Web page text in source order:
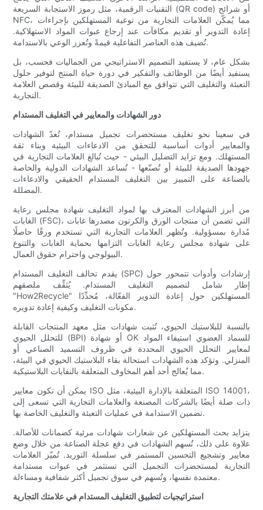
التقنيات الرقمية، مثل رموز الاستجابة السريعة (QR code) أو شرائح
NFC، مما يُمكّن العلامات التجارية من توعية المستهلكين بإجراءات
إعادة التدوير أو تقديم مكافآت عند إرجاع عبوات المواد الاستهلاكية.
تُضيف هذه العناصر التفاعلية قيمةً وتُعزز الوعي بالاستدامة.
بشكل عام، لا يستفيد التصميم الاستراتيجي من الجماليات فحسب، بل
يستفيد أيضًا من الوظائف والتفكير في دورة حياة المنتج لتوفير حلول
التعبئة والتغليف التي تتوافق مع المبادئ الصديقة للبيئة وقصص العلامة
التجارية.
دور الشهادات والمعايير في التغليف المستدام
في سعينا نحو تغليف مستحضرات تجميل مستدام، تُعدّ الشهادات
والمعايير أدوات أساسية للتحقق من الادعاءات البيئية وبناء ثقة
المستهلك. ومع تزايد التضليل البيئي - حيث تُبالغ العلامات التجارية في
جهودها الصديقة للبيئة أو تُصنّعها - تُساعد الشهادات الدولية والخاصة
بالصناعة على التمييز بين التغليف المستدام الحقيقي والادعاءات
المضللة.
من أبرز الشهادات المعترف بها لمواد التغليف شهادة مجلس رعاية
الغابات (FSC)، التي تضمن أن منتجات الورق والكرتون مصدرها غابات
مُدارة بمسؤولية. وتُظهر العلامات التجارية التي تستخدم ورقًا حاصلًا
على شهادة مجلس رعاية الغابات التزامها بحماية الغابات والتنوع
البيولوجي واحترام حقوق العمال.
يقدم تحالف التغليف المستدام (SPC) إرشادات وأدوات تتمحور حول
إطار شامل لتصميم التغليف المستدام. يُثقِّف ملصقهم
"How2Recycle" المستهلكين حول إعادة التدوير الفعّالة، مُحدِّدًا
مكونات التغليف وكيفية إعادة تدويره.
بالنسبة للبلاستيك الحيوي، تُثبت شهادات مثل معهد المنتجات القابلة
للتحلل الحيوي (BPI) أو شهادة OK للسماد العضوي استيفاء المواد
لمعايير التحلل الحيوي المحددة في ظروف التسميد الصناعي أو
المنزلي. وتؤكد هذه الشهادات استحالة بقاء البلاستيك الحيوي في البيئة،
مما يُعالج أحد أهم المخاوف المتعلقة بالنفايات البلاستيكية.
يمكن أن تكون معايير ISO المتعلقة بالإدارة البيئية، مثل ISO 14001،
ذات صلة أيضًا بالشركات المصنعة والعلامات التجارية التي تسعى إلى
تضمين الاستدامة في عمليات التعبئة والتغليف الخاصة بها.
يتزايد بحث المستهلكين عن شعارات شهادات مرئية كضمانات للأصالة.
علاوة على ذلك، تُسهم الشهادات في دفع عجلة الصناعة من خلال وضع
معايير وتشجيع التحسين المستمر في سلسلة التوريد. تُميّز العلامات
التجارية لمستحضرات التجميل التي تستثمر في عبوات مستدامة
معتمدة نفسها، وتُسهم في سوق تجميل أكثر شفافية ومساءلة.
استراتيجيات لتطبيق التغليف المستدام في علامتك التجارية